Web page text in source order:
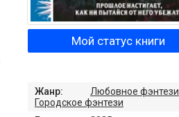
Мой статус книги
Жанр: Любовное фэнтези
Городское фэнтези